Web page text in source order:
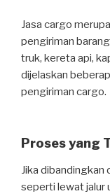
Jasa cargo
pengiriman
truk, kereta api,
dijelaskan
pengiriman cargo.
Proses yang
Jika dibandingkan
seperti lewat jalur